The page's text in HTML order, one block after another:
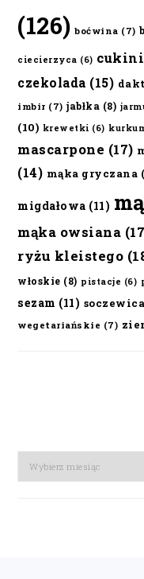
(126) boćwina (7)
ciecierzyca (6)
czekolada (15)
imbir (7) jabłka (8)
(10) krewetki (6)
mascarpone (17)
(14) mąka gryczana
migdałowa (11)
mąka owsiana
ryżu kleistego
włoskie (8) pistacje (6)
sezam (11) soczewica
wegetariańskie (7)
Archiwa